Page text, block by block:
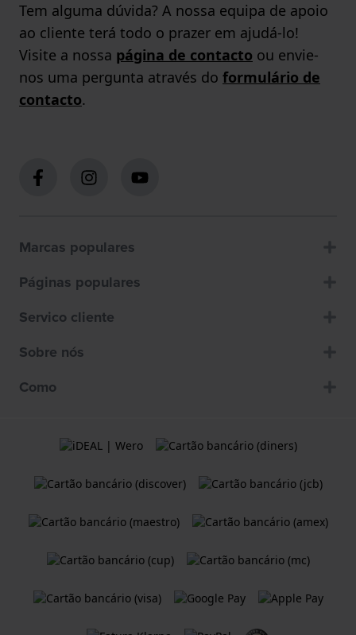
Tem alguma dúvida? A nossa equipa de apoio
ao cliente terá todo o prazer em ajudá-lo!
Visite a nossa página de contacto ou envie-
nos uma pergunta através do formulário de
contacto.
Marcas populares
Páginas populares
Servico cliente
Sobre nós
Como